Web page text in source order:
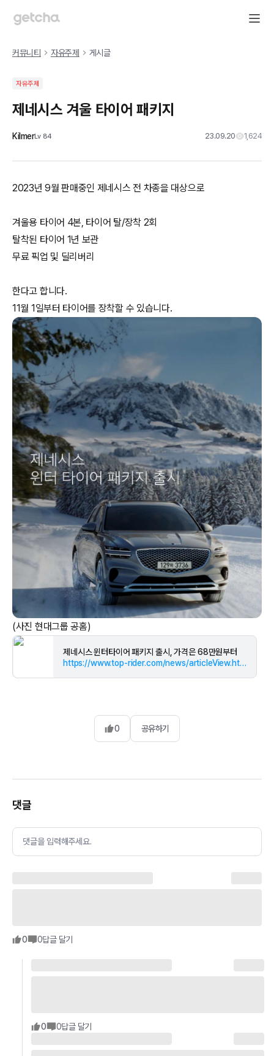
커뮤니티 자유주제 게시글
자유주제
제네시스 겨울 타이어 패키지
KilmerLv 84 23.09.20 1,624
2023년 9월 판매중인 제네시스 전 차종을 대상으로
겨울용 타이어 4본, 타이어 탈/장착 2회
탈착된 타이어 1년 보관
무료 픽업 및 딜리버리
한다고 합니다.
11월 1일부터 타이어를 장착할 수 있습니다.
(사진 현대그룹 공홈)
제네시스 윈터타이어 패키지 출시, 가격은 68만원부터
https://www.top-rider.com/news/articleView.html?idxno=63852
0 공유하기
댓글
댓글을 입력해주세요.
0 0답글 달기
0 0답글 달기